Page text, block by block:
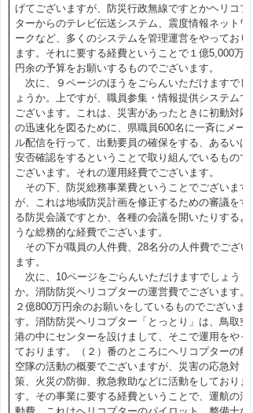
げてございますが、防災行政無線ですとかヘリコプ
ターからのテレビ伝送システム、震度情報ネットワ
ークなど、多くのシステムを管理運営をやっており
ます。それに要する経費ということで１億5,000万
円余の予算をお願いするものでございます。
次に、９ページのほうをごらんいただけますでし
ょうか。上ですが、職員参集・情報提供システムで
ございます。これは、災害があったときに初動対応
の迅速化を図るために、県職員600名に一斉にメー
ル配信を行って、出動要員の確保をする、あるいは
安否確認をするということで取り組んでいるもので
ございます。それの運用経費でございます。
その下、防災総務事業費ということでございます
が、これは地域防災計画を修正するための審議をす
る防災会議ですとか、各種の会議を開いたりするよ
うな総務的な経費でございます。
その下が職員の人件費、28名分の人件費でござい
ます。
次に、10ページをごらんいただけますでしょう
か。消防防災ヘリコプターの運営費でございます。
２億800万円余のお願いをしているものでございま
す。消防防災ヘリコプター「とっとり」は、鳥取空
港の中にセンターを設けまして、そこで運用をやっ
ております。（２）番のところにヘリコプターの航
空隊の活動の概要でございますが、災害の応急対
策、火災の防御、救急救助などに活動をしておりま
す。その事業に要する経費ということで、運航の活